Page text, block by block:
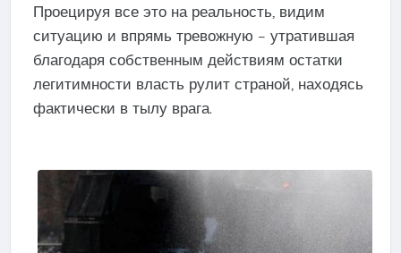
Проецируя все это на реальность, видим
ситуацию и впрямь тревожную – утратившая
благодаря собственным действиям остатки
легитимности власть рулит страной, находясь
фактически в тылу врага.